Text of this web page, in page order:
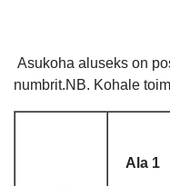
Asukoha aluseks on
numbrit.NB. Kohale
Ala 1